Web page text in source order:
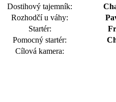
Dostihový tajemník:
Rozhodčí u váhy:
Startér:
Pomocný startér:
Cílová kamera: